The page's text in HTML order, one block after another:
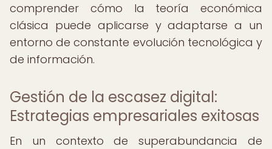
comprender cómo la teoría económica
clásica puede aplicarse y adaptarse a un
entorno de constante evolución tecnológica y
de información.
Gestión de la escasez digital:
Estrategias empresariales exitosas
En un contexto de superabundancia de